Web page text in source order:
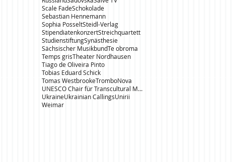
Scale FadeSchokolade
Sebastian Hennemann
Sophia PosseltSteidl-Verlag
StipendiatenkonzertStreichquartett
StudienstiftungSynästhesie
Sächsischer MusikbundTe obroma
Temps grisTheater Nordhausen
Tiago de Oliveira Pinto
Tobias Eduard Schick
Tomas WestbrookeTromboNova
UNESCO Chair für Transcultural Music Studies
UkraineUkrainian CallingsUnirii
Weimar